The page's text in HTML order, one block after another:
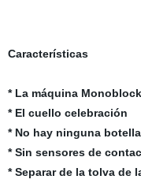
Características
* La máquina Monoblock
* El cuello celebración
* No hay ninguna
* Sin sensores de
* Separar de la tolva de